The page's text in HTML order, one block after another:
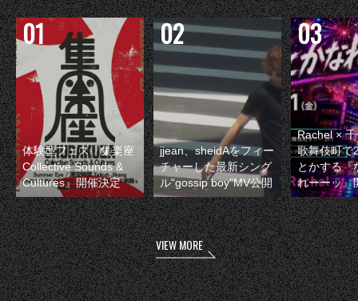
体験型フェス『集楽座
Collective Sounds &
Cultures』開催決定
jjean、sheidAをフィー
チャーした最新シング
ル“gossip boy”MV公開
Rachel ×
歌舞伎町で
とかする『
れーーッ』
VIEW MORE